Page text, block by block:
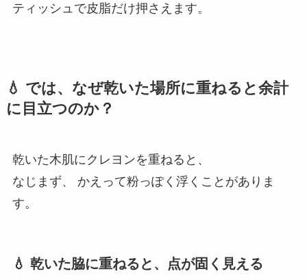
ティッシュで皮脂だけ押さえます。
💧 では、なぜ乾いた場所に重ねると余計
に目立つのか？
乾いた木肌にクレヨンを重ねると、
なじまず、 かえって粉っぽく浮くことがありま
す。
💧 乾いた脇に重ねると、点が固く見える